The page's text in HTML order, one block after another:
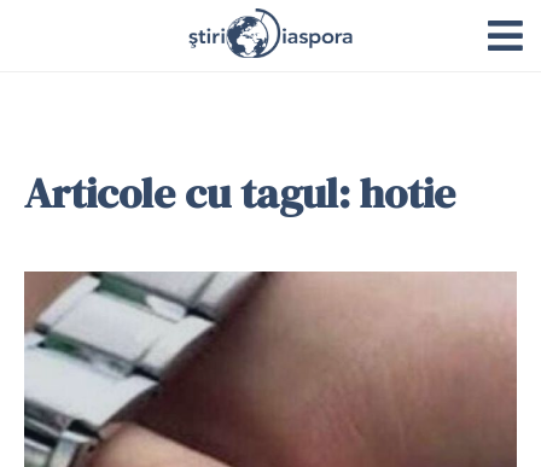
Articole cu tagul: hotie